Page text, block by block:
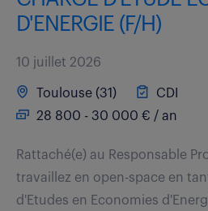
D'ENERGIE (F/H)
10 juillet 2026
Toulouse (31)
CDI
28 800 - 30 000 € / an
Rattaché(e) au Responsable
travaillez en open-space en
d'Etudes en Economies